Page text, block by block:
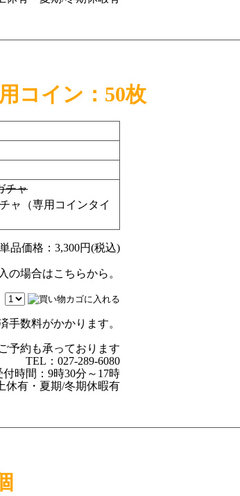
コイン：50枚
チャ
ャ（専用コインタイ
単品価格： 3,300円(税込)
の場合はこちらから。
手数料がかかります。
予約も承っております
TEL：027-289-6080
付時間：9時30分～17時
休有・夏期/冬期休暇有